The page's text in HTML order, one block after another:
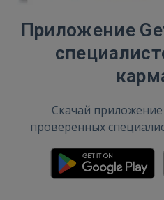
Приложение
Скачай
проверенных